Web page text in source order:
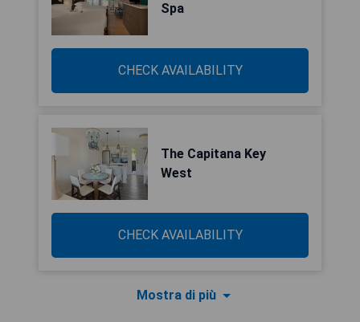
Spa
CHECK AVAILABILITY
The Capitana Key
West
CHECK AVAILABILITY
Mostra di più